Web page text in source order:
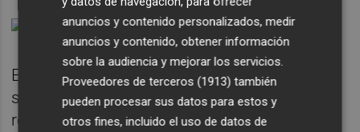
El potencial de libertad (o su contrario, de
sometimiento) y de futuro (o su contrario,
retroceso) otorga un valor inigualable a la
anuncios y contenido personalizados, medir
anuncios y contenido, obtener información
sobre la audiencia y mejorar los servicios.
Proveedores de terceros (1913) también
pueden procesar sus datos para estos y
otros fines, incluido el uso de datos de